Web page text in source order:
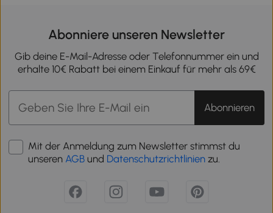
Abonniere unseren Newsletter
Gib deine E-Mail-Adresse oder Telefonnummer ein und
erhalte 10€ Rabatt bei einem Einkauf für mehr als 69€
Abonnieren
Mit der Anmeldung zum Newsletter stimmst du
unseren AGB und Datenschutzrichtlinien zu.